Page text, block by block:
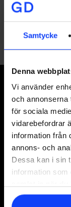
Samtycke
Denna
Vi använder
och annonserna
för sociala
vidarebefordrar
information från
annons- och
Dessa kan i sin
information som
Signa
I vår
dina